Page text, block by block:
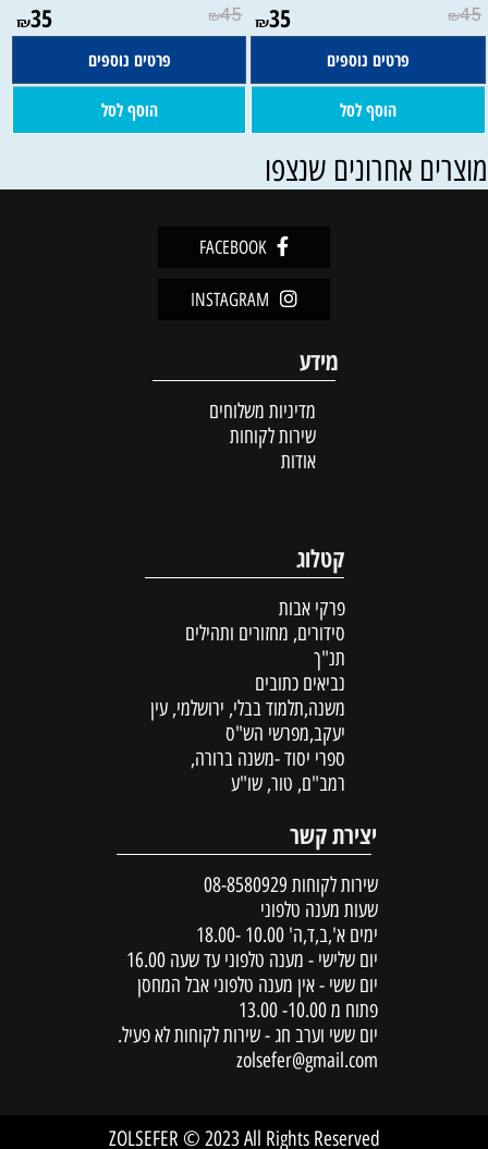
₪45
₪35
פרטים נוספים
הוסף לסל
₪45
₪35
פרטים נוספים
הוסף לסל
אחרונים שנצפו
FACEBOOK
INSTAGRAM
מידע
מדיניות משלוחים
שירות לקוחות
אודות
קטלוג
פרקי אבות
סידורים, מחזורים ותהילים
תנ"ך
נביאים כתובים
משנה,תלמוד בבלי, ירושלמי, עין
יעקב,מפרשי הש"ס
ספרי יסוד -משנה ברורה,
רמב"ם, טור, שו"ע
יצירת קשר
שירות לקוחות 08-8580929
שעות מענה טלפוני
ימים א',ב,ד,ה' 10.00 -18.00
יום שלישי - מענה טלפוני עד שעה 16.00
יום ששי - אין מענה טלפוני אבל המחסן
פתוח מ 10.00- 13.00
יום ששי וערב חג - שירות לקוחות לא פעיל.
zolsefer@gmail.com
ZOLSEFER © 2023 All Rights Reserved